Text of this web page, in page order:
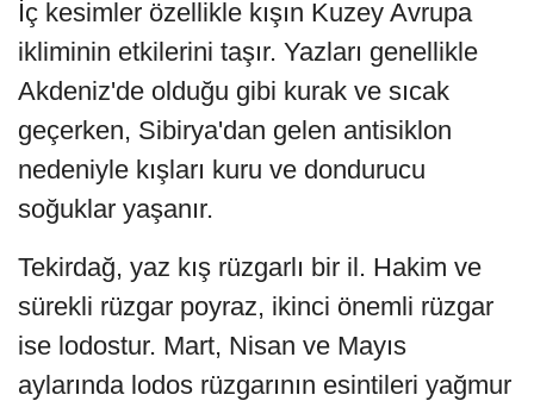
İç kesimler özellikle kışın Kuzey Avrupa
ikliminin etkilerini taşır. Yazları genellikle
Akdeniz'de olduğu gibi kurak ve sıcak
geçerken, Sibirya'dan gelen antisiklon
nedeniyle kışları kuru ve dondurucu
soğuklar yaşanır.
Tekirdağ, yaz kış rüzgarlı bir il. Hakim ve
sürekli rüzgar poyraz, ikinci önemli rüzgar
ise lodostur. Mart, Nisan ve Mayıs
aylarında lodos rüzgarının esintileri yağmur